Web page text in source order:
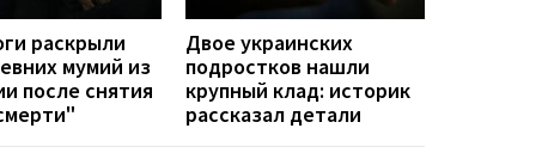
раскрыли
мумий из
после снятия
Двое украинских
подростков нашли
крупный клад: историк
рассказал детали